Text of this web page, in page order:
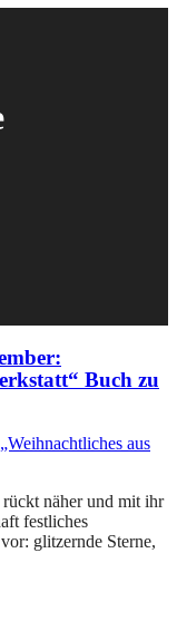
Buch zu
festliches
glitzernde Sterne,